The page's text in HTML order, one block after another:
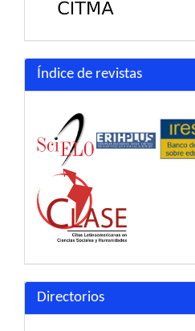
Índice de revistas
Directorios